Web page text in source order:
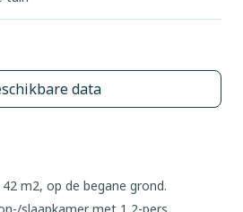
data
m2, op de begane grond.